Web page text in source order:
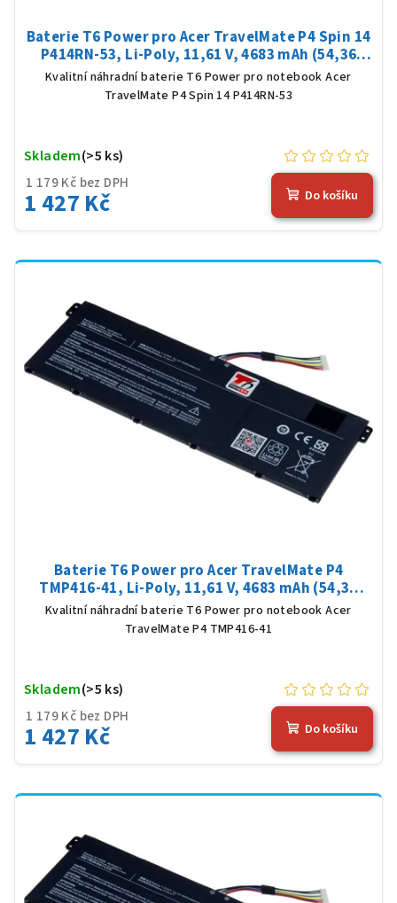
Baterie T6 Power pro Acer TravelMate P4 Spin 14
P414RN-53, Li-Poly, 11,61 V, 4683 mAh (54,36
Wh), černá
Kvalitní náhradní baterie T6 Power pro notebook Acer
TravelMate P4 Spin 14 P414RN-53
1 179 Kč bez DPH
1 427 Kč
Skladem(>5 ks)
Do košíku
Baterie T6 Power pro Acer TravelMate P4
TMP416-41, Li-Poly, 11,61 V, 4683 mAh (54,36
Wh), černá
Kvalitní náhradní baterie T6 Power pro notebook Acer
TravelMate P4 TMP416-41
1 179 Kč bez DPH
1 427 Kč
Skladem(>5 ks)
Do košíku